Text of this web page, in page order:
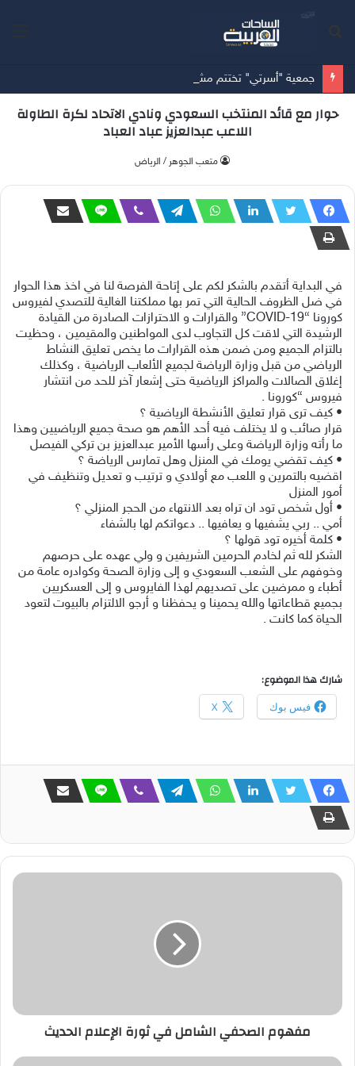
حوار مع قائد المنتخب السعودي ونادي الاتحاد لكرة الطاولة
اللاعب عبدالعزيز عباد العباد
متعب الجوهر / الرياض
في البداية أتقدم بالشكر لكم على إتاحة الفرصة لنا في اخذ هذا الحوار
في ضل الظروف الحالية التي تمر بها مملكتنا الغالية للتصدي لفيروس
كورونا “COVID-19” والقرارات و الاحترازات الصادرة من القيادة
الرشيدة التي لاقت كل التجاوب لدى المواطنين والمقيمين ، وحظيت
بالتزام الجميع ومن ضمن هذه القرارات ما يخص تعليق النشاط
الرياضي من قبل وزارة الرياضة لجميع الألعاب الرياضية ، وكذلك
إغلاق الصالات والمراكز الرياضية حتى إشعار آخر للحد من انتشار
فيروس “كورونا .
• كيف ترى قرار تعليق الأنشطة الرياضية ؟
قرار صائب و لا يختلف فيه أحد الأهم هو صحة جميع الرياضيين وهذا
ما رأته وزارة الرياضة وعلى رأسها الأمير عبدالعزيز بن تركي الفيصل
• كيف تقضي يومك في المنزل وهل تمارس الرياضة ؟
اقضيه بالتمرين و اللعب مع أولادي و ترتيب و تعديل وتنظيف في
أمور المنزل
• أول شخص تود ان تراه بعد الانتهاء من الحجر المنزلي ؟
أمي .. ربي يشفيها و يعافيها .. دعواتكم لها بالشفاء
• كلمة أخيره تود قولها ؟
الشكر لله ثم لخادم الحرمين الشريفين و ولي عهده على حرصهم
وخوفهم على الشعب السعودي و إلى وزارة الصحة وكوادره عامة من
أطباء و ممرضين على تصديهم لهذا الفايروس و إلى العسكريين
بجميع قطاعاتها والله يحمينا و يحفظنا و أرجو الالتزام بالبيوت لتعود
الحياة كما كانت .
شارك هذا الموضوع:
فيس بوك X
مفهوم الصحفي الشامل في ثورة الإعلام الحديث